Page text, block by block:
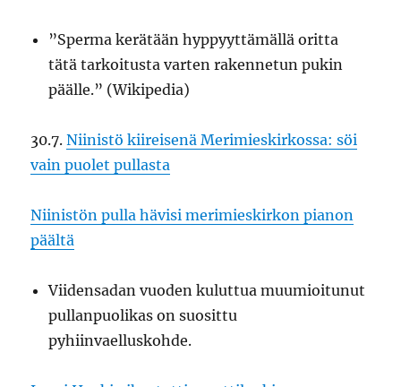
”Sperma kerätään hyppyyttämällä oritta
tätä tarkoitusta varten rakennetun pukin
päälle.” (Wikipedia)
30.7.Niinistö kiireisenä Merimieskirkossa: söi
vain puolet pullasta
Niinistön pulla hävisi merimieskirkon pianon
päältä
Viidensadan vuoden kuluttua muumioitunut
pullanpuolikas on suosittu
pyhiinvaelluskohde.